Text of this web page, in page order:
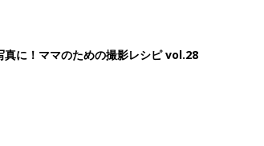
真に！ママのための撮影レシピ vol.28